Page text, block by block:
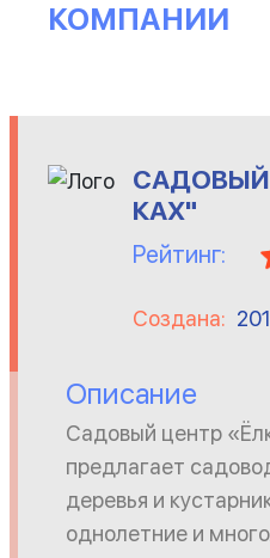
КОМПАНИИ
САДОВЫЙ
КАХ"
Рейтинг:
Создана:
Описание
Садовый центр
предлагает
деревья и
однолетние и